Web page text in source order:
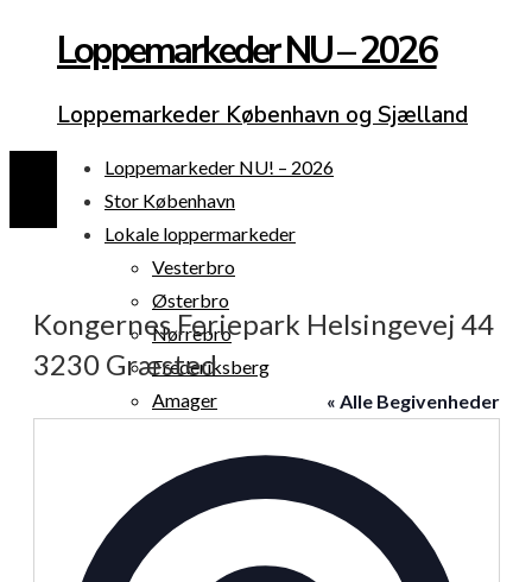
Loppemarkeder NU – 2026
Loppemarkeder København og Sjælland
Loppemarkeder NU! – 2026
Stor København
Lokale loppermarkeder
Vesterbro
Østerbro
Nørrebro
Frederiksberg
Amager
Loppemarked i dag
Julemarkeder 2026
Dit loppemarked
Kongernes Feriepark Helsingevej 44
3230 Græsted
« Alle Begivenheder